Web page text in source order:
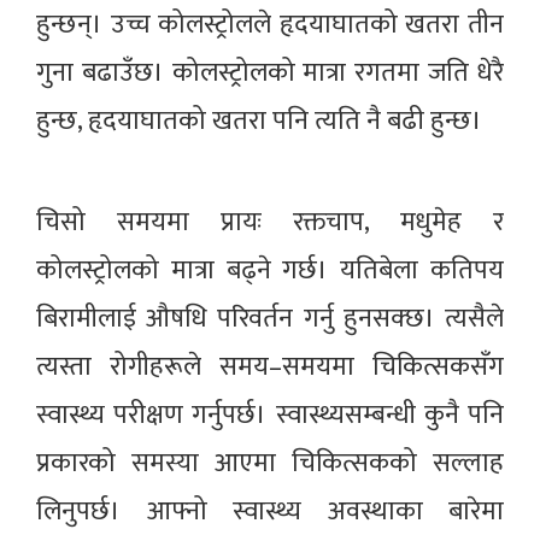
हुन्छन्। उच्च कोलस्ट्रोलले हृदयाघातको खतरा तीन
गुना बढाउँछ। कोलस्ट्रोलको मात्रा रगतमा जति धेरै
हुन्छ, हृदयाघातको खतरा पनि त्यति नै बढी हुन्छ।
चिसो समयमा प्रायः रक्तचाप, मधुमेह र
कोलस्ट्रोलको मात्रा बढ्ने गर्छ। यतिबेला कतिपय
बिरामीलाई औषधि परिवर्तन गर्नु हुनसक्छ। त्यसैले
त्यस्ता रोगीहरूले समय–समयमा चिकित्सकसँग
स्वास्थ्य परीक्षण गर्नुपर्छ। स्वास्थ्यसम्बन्धी कुनै पनि
प्रकारको समस्या आएमा चिकित्सकको सल्लाह
लिनुपर्छ। आफ्नो स्वास्थ्य अवस्थाका बारेमा